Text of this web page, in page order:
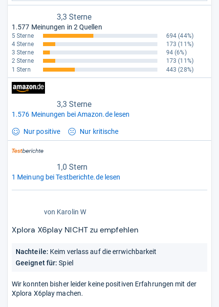
3,3 Sterne
1.577 Meinungen in 2 Quellen
5 Sterne 694 (44%)
4 Sterne
173 (11%)
3 Sterne
94 (6%)
2 Sterne
173 (11%)
1 Stern
443 (28%)
3,3 Sterne
1.576 Meinungen bei Amazon.de lesen
Nur positive Nur kritische
1,0 Stern
1 Meinung bei Testberichte.de lesen
5
Stern
von Karolin W
Xplora X6play NICHT zu empfehlen
Nachteile: Keim verlass auf die errwichbarkeit
Geeignet für: Spiel
Wir konnten bisher leider keine positiven Erfahrungen mit der
Xplora X6play machen.